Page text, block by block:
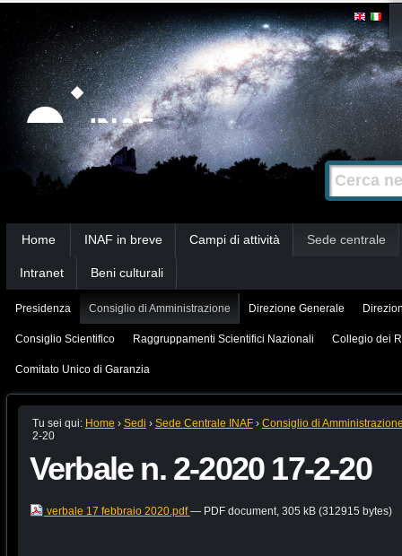
Strumenti
personali
Salta
contenuti.
|
Salta
alla
navigazione
Cerca nel
Ricerca
avanzata…
Home INAF in breve Campi di attività Sede centrale
Intranet Beni culturali
Presidenza Consiglio di Amministrazione Direzione Generale
Consiglio Scientifico Raggruppamenti Scientifici Nazionali Collegio dei
Comitato Unico di Garanzia
Tu sei qui: Home › Sedi › Sede Centrale INAF › Consiglio di
2-20
Verbale n. 2-2020 17-2-20
verbale 17 febbraio 2020.pdf— PDF document, 305 kB (312915 bytes)